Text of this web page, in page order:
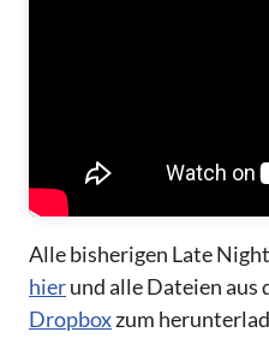
Alle bisherigen Late
hierund alle Dateien aus
Dropboxzum